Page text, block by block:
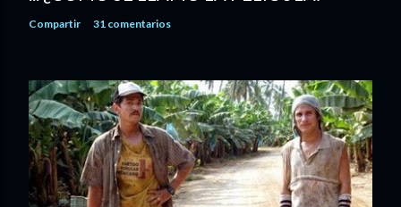
Compartir 31 comentarios